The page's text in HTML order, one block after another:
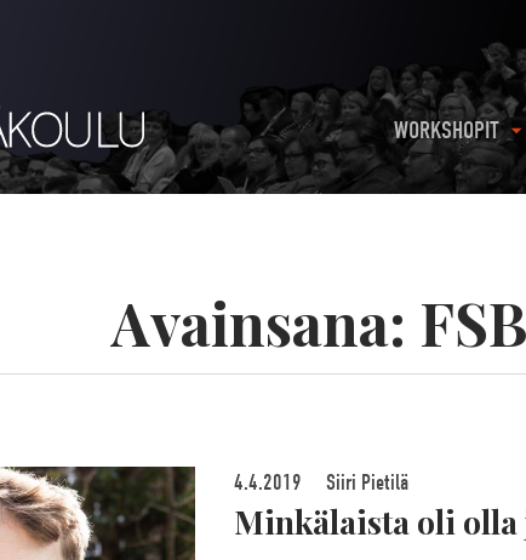
WORKSHOPIT
Avainsana: FSB
4.4.2019 Siiri Pietilä
Minkälaista oli